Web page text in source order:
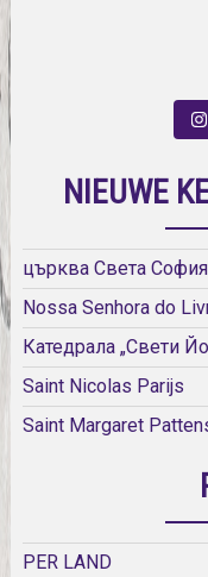
NIEUWE
църква Света София
Nossa Senhora do
Катедрала „Свети
Saint Nicolas Parijs
Saint Margaret
PER LAND